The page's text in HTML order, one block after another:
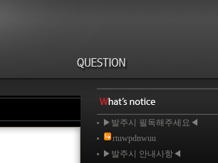
▶발주시 필독해주세요◀
rtuwpdnwuu
▶발주시 안내사항◀